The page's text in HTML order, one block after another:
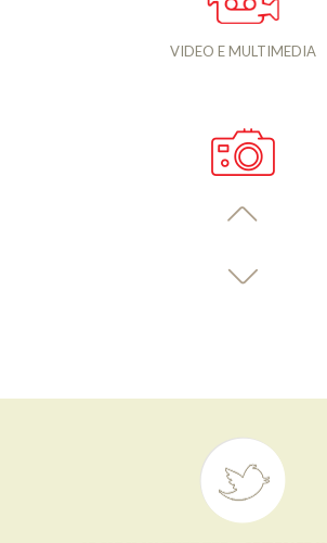
VIDEO E MULTIMEDIA